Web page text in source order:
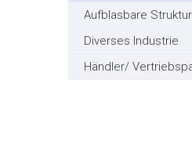
Aufblasbare
Diverses Industrie
Händler/